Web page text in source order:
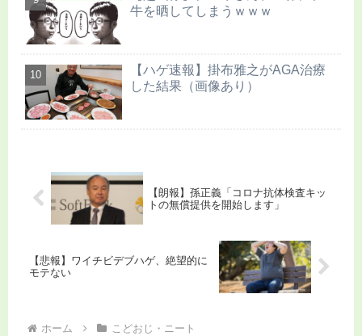
牛を晒してしまうｗｗｗ
【ハゲ速報】掛布雅之がAGA治療
した結果（画像あり）
【朗報】孫正義「コロナ抗体検査キッ
トの無償提供を開始します」
【悲報】ワイチビデブハゲ、絶望的に
モテない
ホーム こどおじ・ニート